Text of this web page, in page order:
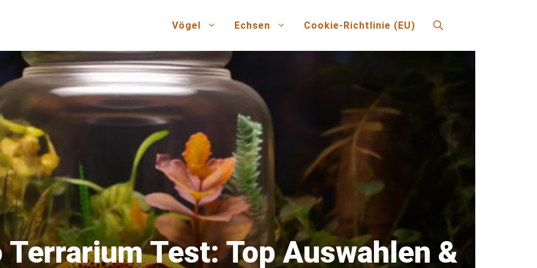
Vögel Echsen Cookie-Richtlinie (EU)
Test: Top Auswahlen &